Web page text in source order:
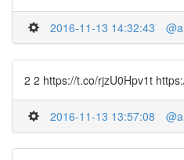
2016-11-13 14:32:43
2 2 https://t.co/rjzU0Hpv1t
2016-11-13 13:57:08